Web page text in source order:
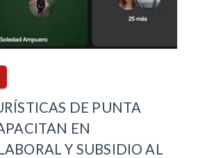
DE PUNTA
EN
Y SUBSIDIO AL